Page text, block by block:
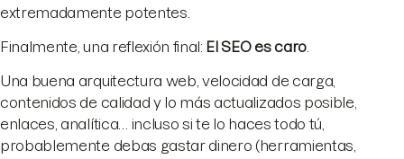
extremadamente potentes.
Finalmente, una reflexión final: El SEO es caro.
Una buena arquitectura web, velocidad de carga,
contenidos de calidad y lo más actualizados posible,
enlaces, analítica… incluso si te lo haces todo tú,
probablemente debas gastar dinero (herramientas,